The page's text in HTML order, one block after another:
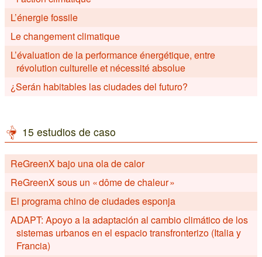
L’énergie fossile
Le changement climatique
L’évaluation de la performance énergétique, entre
révolution culturelle et nécessité absolue
¿Serán habitables las ciudades del futuro?
15 estudios de caso
ReGreenX bajo una ola de calor
ReGreenX sous un « dôme de chaleur »
El programa chino de ciudades esponja
ADAPT: Apoyo a la adaptación al cambio climático de los
sistemas urbanos en el espacio transfronterizo (Italia y
Francia)